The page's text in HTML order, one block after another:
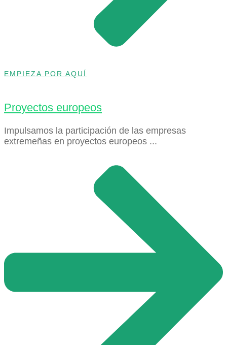
EMPIEZA POR AQUÍ
Proyectos europeos
Impulsamos la participación de las empresas
extremeñas en proyectos europeos ...